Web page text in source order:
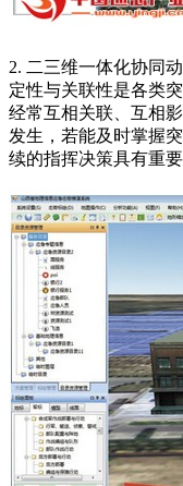
2. 二三维一体化协同
定性与关联性是各类
经常互相关联、互相
发生，若能及时掌握
续的指挥决策具有重要